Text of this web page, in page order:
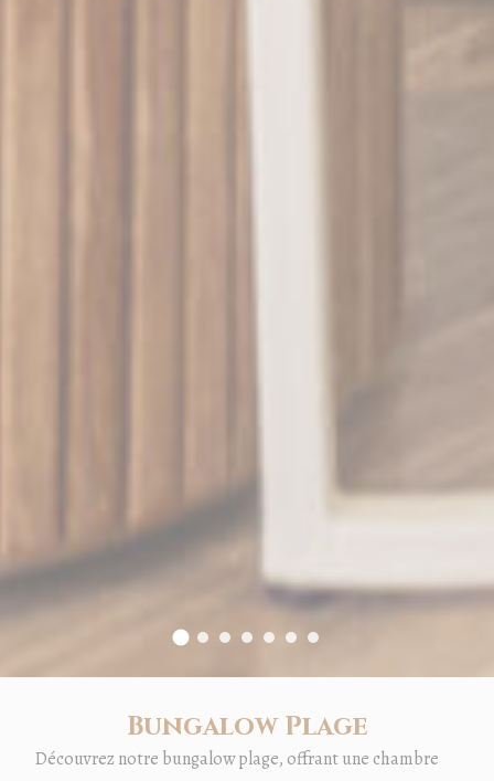
Bungalow Plage
Découvrez notre bungalow plage, offrant une chambre